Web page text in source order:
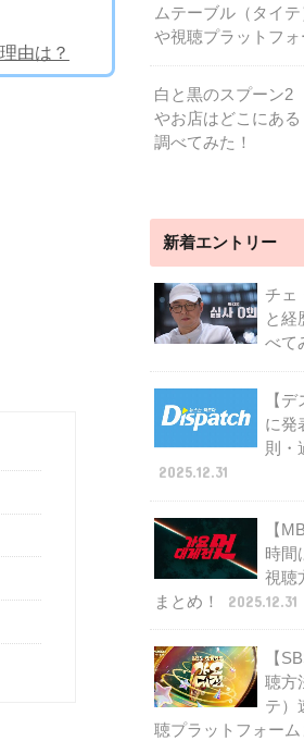
由は？
ムテーブル（タイ
や視聴プラットフォ
白と黒のスプーン2
やお店はどこにあ
調べてみた！
新着エントリー
チェ
と経
べて
【
に発
則・
2025.12.31
【
時間
視聴
まとめ！
2025.12.31
【
聴方
テ）
聴プラットフォーム